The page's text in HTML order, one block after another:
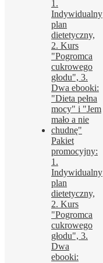
297,00 zł.
Pakiet
promocyjny:
1.
Indywidualny
plan
dietetyczny,
2. Kurs
"Pogromca
cukrowego
głodu", 3.
Dwa
ebooki: